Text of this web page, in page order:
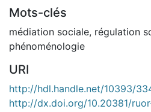
Mots-clés
médiation sociale, régulation
phénoménologie
URI
http://hdl.handle.net/10393/
http://dx.doi.org/10.20381/